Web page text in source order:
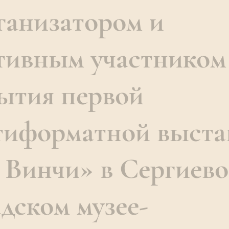
и
участником
первой
в
музее-